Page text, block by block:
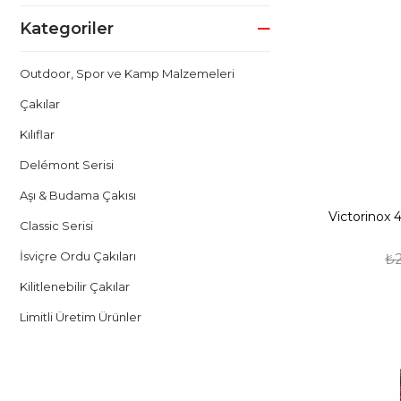
Kategoriler
Outdoor, Spor ve Kamp Malzemeleri
Çakılar
Kılıflar
Delémont Serisi
Aşı & Budama Çakısı
Classic Serisi
İsviçre Ordu Çakıları
Kilitlenebilir Çakılar
Limitli Üretim Ürünler
Victorinox